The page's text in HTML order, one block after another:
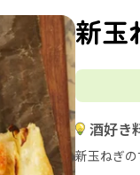
新玉
酒好き
新玉ねぎ